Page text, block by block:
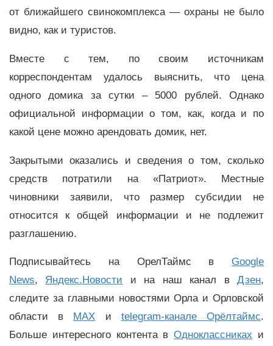
от ближайшего свинокомплекса — охраны не было
видно, как и туристов.
Вместе с тем, по своим источникам
корреспондентам удалось выяснить, что цена
одного домика за сутки – 5000 рублей. Однако
официальной информации о том, как, когда и по
какой цене можно арендовать домик, нет.
Закрытыми оказались и сведения о том, сколько
средств потратили на «Патриот». Местные
чиновники заявили, что размер субсидии не
относится к общей информации и не подлежит
разглашению.
Подписывайтесь на ОрелТаймс в Google
News, Яндекс.Новости и на наш канал вДзен,
следите за главными новостями Орла и Орловской
области в MAX и telegram-канале Орёлтаймс.
Больше интересного контента вОдноклассниках и